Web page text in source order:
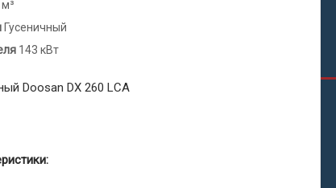
Гусеничный
143 кВт
Doosan DX 260 LCА